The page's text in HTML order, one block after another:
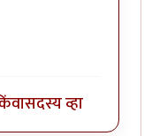
सदस्य व्हा